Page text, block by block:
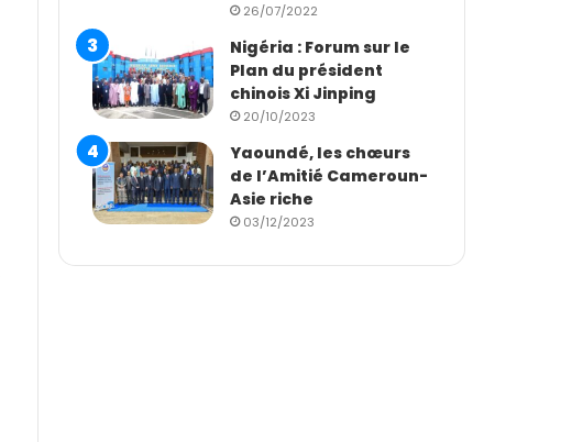
26/07/2022
Nigéria : Forum sur le
Plan du président
chinois Xi Jinping
20/10/2023
Yaoundé, les chœurs
de l’Amitié Cameroun-
Asie riche
03/12/2023